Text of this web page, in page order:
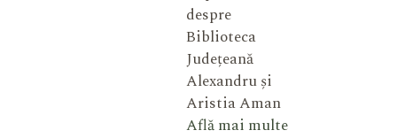
despre
Biblioteca
Județeană
Alexandru și
Aristia Aman
Află mai multe